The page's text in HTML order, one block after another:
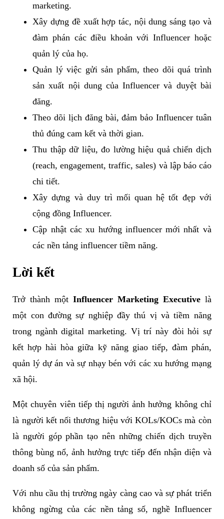
marketing.
Xây dựng đề xuất hợp tác, nội dung sáng tạo và
đàm phán các điều khoản với Influencer hoặc
quản lý của họ.
Quản lý việc gửi sản phẩm, theo dõi quá trình
sản xuất nội dung của Influencer và duyệt bài
đăng.
Theo dõi lịch đăng bài, đảm bảo Influencer tuân
thủ đúng cam kết và thời gian.
Thu thập dữ liệu, đo lường hiệu quả chiến dịch
(reach, engagement, traffic, sales) và lập báo cáo
chi tiết.
Xây dựng và duy trì mối quan hệ tốt đẹp với
cộng đồng Influencer.
Cập nhật các xu hướng influencer mới nhất và
các nền tảng influencer tiềm năng.
Lời kết
Trở thành một Influencer Marketing Executivelà
một con đường sự nghiệp đầy thú vị và tiềm năng
trong ngành digital marketing. Vị trí này đòi hỏi sự
kết hợp hài hòa giữa kỹ năng giao tiếp, đàm phán,
quản lý dự án và sự nhạy bén với các xu hướng mạng
xã hội.
Một chuyên viên tiếp thị người ảnh hưởng không chỉ
là người kết nối thương hiệu với KOLs/KOCs mà còn
là người góp phần tạo nên những chiến dịch truyền
thông bùng nổ, ảnh hưởng trực tiếp đến nhận diện và
doanh số của sản phẩm.
Với nhu cầu thị trường ngày càng cao và sự phát triển
không ngừng của các nền tảng số, nghề Influencer